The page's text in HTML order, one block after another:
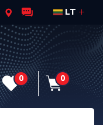
LT
0 0